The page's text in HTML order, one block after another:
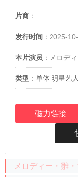
片商 ：
发行时间 ：2025-
本片演员 ：メロデ
类型 ： 单体 明星艺人
磁力链接
メロディー・雛